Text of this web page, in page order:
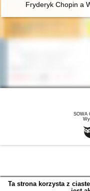
Fryderyk Chopin a
SOWA
Ta strona korzysta z